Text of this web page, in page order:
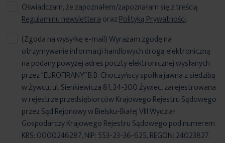
Oświadczam, że zapoznałem/zapoznałam się z treścią
Regulaminu newsletteraorazPolityką Prywatności.
(Zgoda na wysyłkę e-mail) Wyrażam zgodę na
otrzymywanie informacji handlowych drogą elektroniczną
na podany powyżej adres poczty elektronicznej wysłanych
przez "EUROFIRANY” B.B. Choczyńscy spółka jawna z siedzibą
w Żywcu, ul. Sienkiewicza 81, 34-300 Żywiec, zarejestrowana
w rejestrze przedsiębiorców Krajowego Rejestru Sądowego
przez Sąd Rejonowy w Bielsku-Białej VIII Wydział
Gospodarczy Krajowego Rejestru Sądowego pod numerem
KRS: 0000246287, NIP: 553-23-36-625, REGON: 24023827.